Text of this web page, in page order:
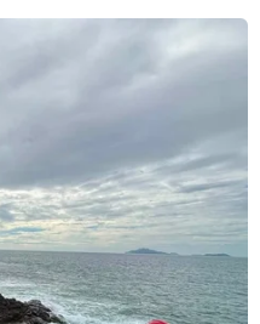
các chất hóa học khiến
(Nguồn: iStock)
đã quen thuộc với
trẻ sơ sinh, đồng thời
khi ngửi thấy mùi